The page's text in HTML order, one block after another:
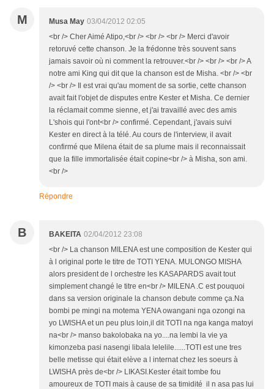
M Musa May 03/04/2012 02:05
<br /> Cher Aimé Atipo,<br /> <br /> <br /> Merci d'avoir
retoruvé cette chanson. Je la frédonne très souvent sans
jamais savoir où ni comment la retrouver.<br /> <br /> <br /> A
notre ami King qui dit que la chanson est de Misha. <br /> <br
/> <br /> Il est vrai qu'au moment de sa sortie, cette chanson
avait fait l'objet de disputes entre Kester et Misha. Ce dernier
la réclamait comme sienne, et j'ai travaillé avec des amis
L'shois qui l'ont<br /> confirmé. Cependant, j'avais suivi
Kester en direct à la télé. Au cours de l'interview, il avait
confirmé que Milena était de sa plume mais il reconnaissait
que la fille immortalisée était copine<br /> à Misha, son ami.
<br />
Répondre
B BAKEITA 02/04/2012 23:08
<br /> La chanson MILENA est une composition de Kester qui
à l original porte le titre de TOTI YENA. MULONGO MISHA
alors president de l orchestre les KASAPARDS avait tout
simplement changé le titre en<br /> MILENA .C est pouquoi
dans sa version originale la chanson debute comme ça.Na
bombi pe mingi na motema YENA owangani nga ozongi na
yo LWISHA et un peu plus loin,il dit TOTI na nga kanga matoyi
na<br /> manso bakolobaka na yo....na lembi la vie ya
kimonzeba pasi nasengi libala lelelile......TOTI est une tres
belle metisse qui était elève a l internat chez les soeurs à
LWISHA près de<br /> LIKASI.Kester était tombe fou
amoureux de TOTI mais à cause de sa timidité il n asa pas lui